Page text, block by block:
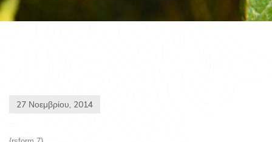
27 Νοεμβρίου, 2014